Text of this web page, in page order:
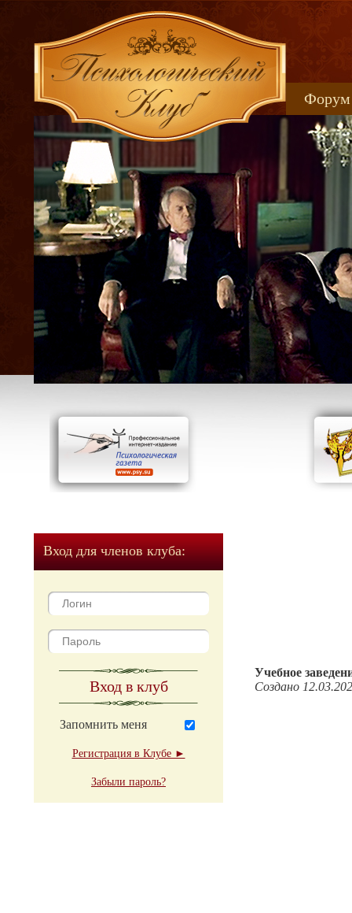
Форум
Вход для членов клуба:
Вход в клуб
Запомнить меня
Регистрация в Клубе ►
Забыли пароль?
Учебное
Создано